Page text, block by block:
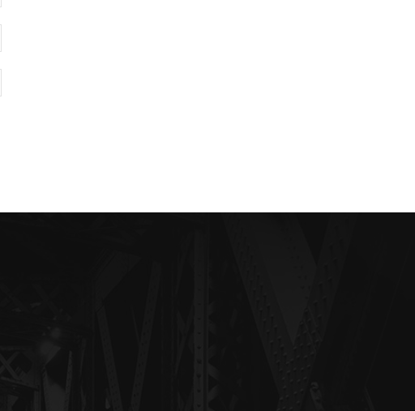
mail:*